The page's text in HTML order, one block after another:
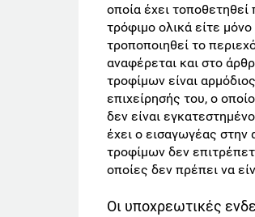
οποία έχει
τρόφιμο ολικά είτε
τροποποιηθεί το
αναφέρεται και στο
τροφίμων είναι
επιχείρησής του, ο
δεν είναι
έχει ο εισαγωγέας
τροφίμων δεν
οποίες δεν πρέπει να
Οι υποχρεωτικές